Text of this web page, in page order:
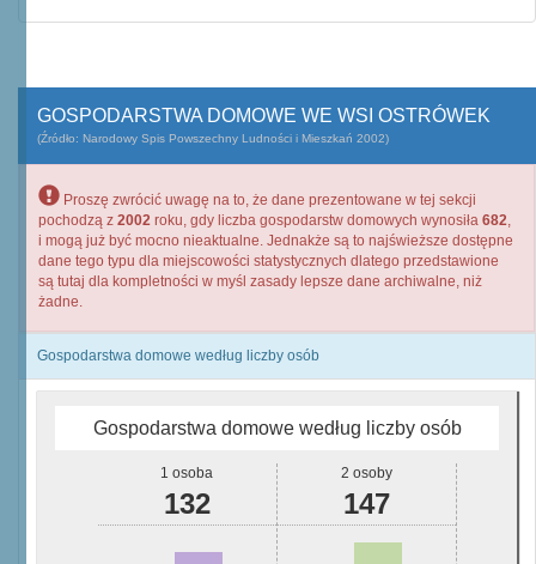
GOSPODARSTWA DOMOWE WE WSI OSTRÓWEK
(Źródło: Narodowy Spis Powszechny Ludności i Mieszkań 2002)
Proszę zwrócić uwagę na to, że dane prezentowane w tej sekcji
pochodzą z 2002 roku, gdy liczba gospodarstw domowych wynosiła 682,
i mogą już być mocno nieaktualne. Jednakże są to najświeższe dostępne
dane tego typu dla miejscowości statystycznych dlatego przedstawione
są tutaj dla kompletności w myśl zasady lepsze dane archiwalne, niż
żadne.
Gospodarstwa domowe według liczby osób
Gospodarstwa domowe według liczby osób
1 osoba
132
2 osoby
147